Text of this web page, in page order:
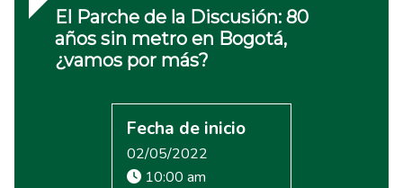
El Parche de la Discusión: 80
años sin metro en Bogotá,
¿vamos por más?
Fecha de inicio
02/05/2022
10:00 am